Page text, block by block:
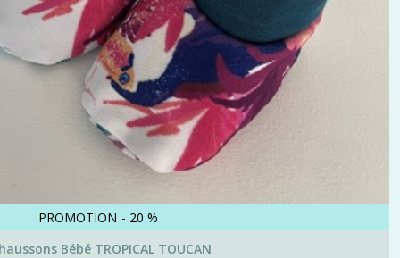
PROMOTION - 20 %
Bébé TROPICAL TOUCAN